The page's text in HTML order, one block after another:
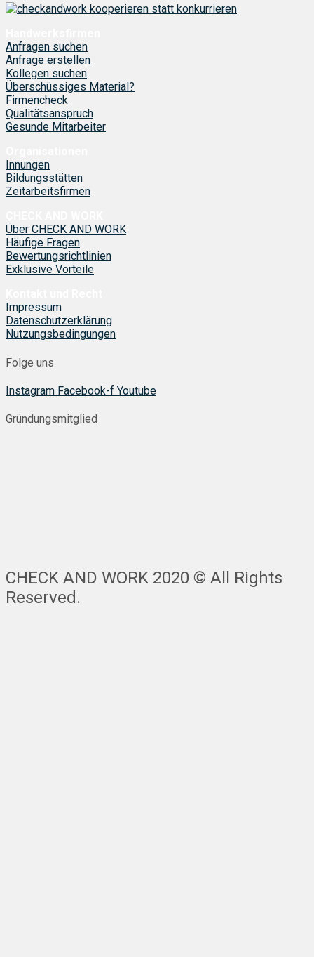
Anfragen suchen
Anfrage erstellen
Kollegen suchen
Überschüssiges Material?
Firmencheck
Qualitätsanspruch
Gesunde Mitarbeiter
Innungen
Bildungsstätten
Zeitarbeitsfirmen
Über CHECK AND WORK
Häufige Fragen
Bewertungsrichtlinien
Exklusive Vorteile
Impressum
Datenschutzerklärung
Nutzungsbedingungen
Folge uns
Instagram Facebook-f Youtube
Gründungsmitglied
CHECK AND WORK 2020 © All Rights
Reserved.